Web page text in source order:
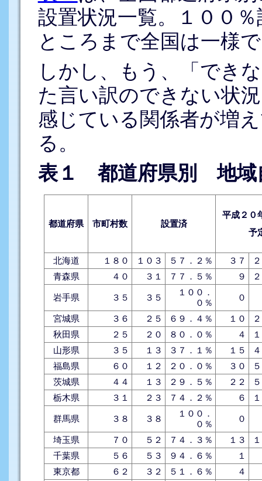
設置状況一覧。１００
ところまで全国は一様
しかし、もう、「でき
た言い訳のできない状
感じている関係者が増
る。
表１
都道府県別 地域
都道府県 市町村数 設置済
平成２０
予
北海道 １８０ １０３ ５７．２％ ３７
青森県
４０ ３１ ７７．５％ ９
岩手県 ３５ ３５
１００．
０％
０
宮城県 ３６ ２５ ６９．４％ １０
秋田県
２５ ２０ ８０．０％ ４
山形県
３５ １３ ３７．１％ １５
福島県
６０ １２ ２０．０％ ３０
茨城県
４４ １３ ２９．５％ ２２
栃木県
３１ ２３ ７４．２％ ６
群馬県 ３８ ３８
１００．
０％
０
埼玉県 ７０ ５２ ７４．３％ １３
千葉県
５６ ５３ ９４．６％ １
東京都
６２ ３２ ５１．６％ ４